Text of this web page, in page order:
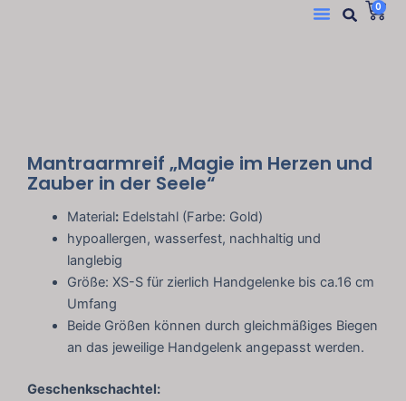
Menü 0
Mantraarmreif „Magie im Herzen und
Zauber in der Seele“
Material:Edelstahl (Farbe: Gold)
hypoallergen, wasserfest, nachhaltig und
langlebig
Größe: XS-S für zierlich Handgelenke bis ca.16 cm
Umfang
Beide Größen können durch gleichmäßiges Biegen
an das jeweilige Handgelenk angepasst werden.
Geschenkschachtel: